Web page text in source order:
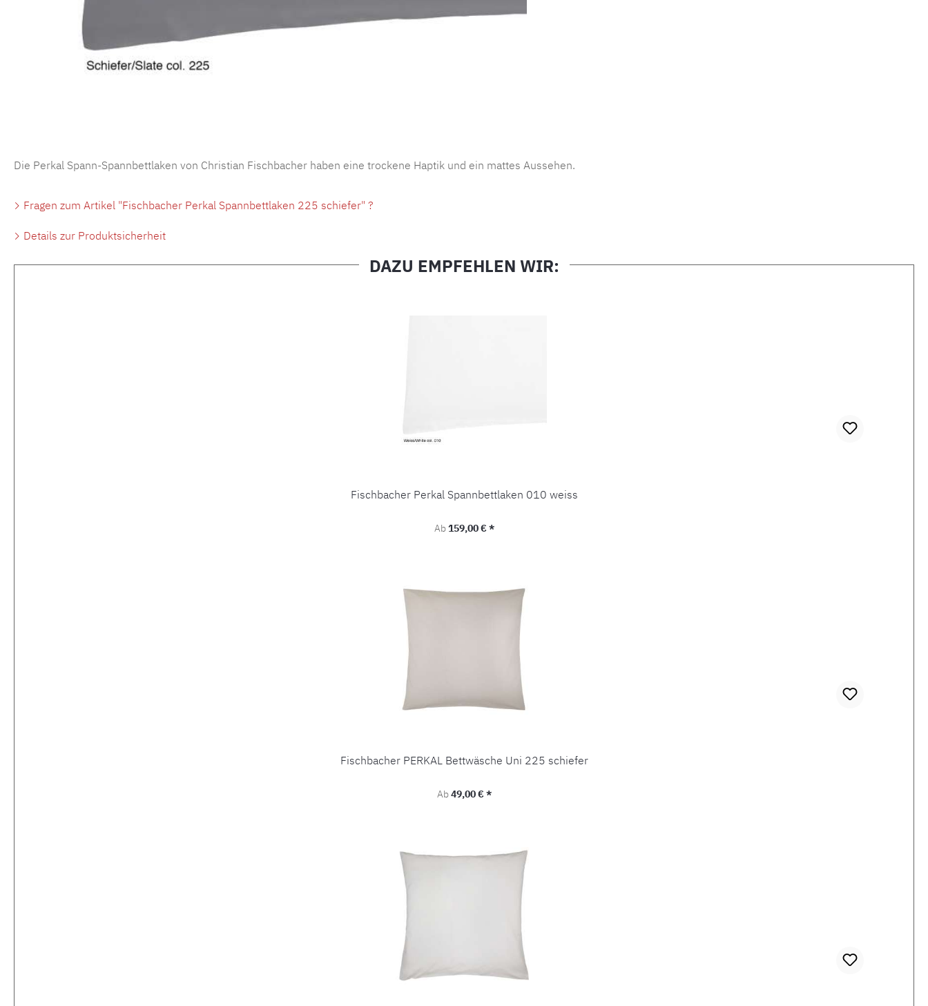
Die Perkal Spann-Spannbettlaken von Christian Fischbacher haben eine trockene Haptik und ein mattes Aussehen.
Fragen zum Artikel "Fischbacher Perkal Spannbettlaken 225 schiefer" ?
Details zur Produktsicherheit
DAZU EMPFEHLEN WIR:
Fischbacher Perkal Spannbettlaken 010 weiss
Regulärer Preis:
Ab159,00 € *
Fischbacher PERKAL Bettwäsche Uni 225 schiefer
Regulärer Preis:
Ab49,00 € *